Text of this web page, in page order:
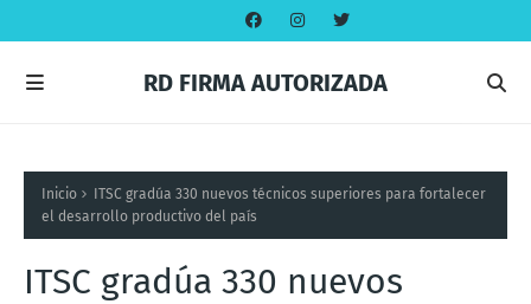
RD FIRMA AUTORIZADA
Inicio
ITSC gradúa 330 nuevos técnicos superiores para fortalecer
el desarrollo productivo del país
ITSC gradúa 330 nuevos